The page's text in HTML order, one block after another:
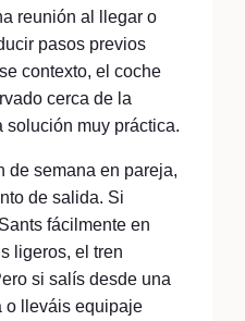
reunión al llegar o
pasos previos
contexto, el coche
cerca de la
solución muy práctica.
de semana en pareja,
de salida. Si
fácilmente en
ligeros, el tren
si salís desde una
o lleváis equipaje